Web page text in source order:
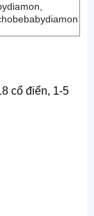
cổ điển, 1-5